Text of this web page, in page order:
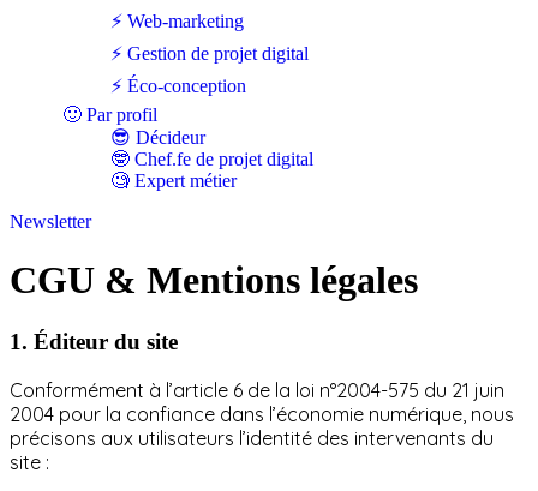
⚡ Web-marketing
⚡ Gestion de projet digital
⚡ Éco-conception
🙂 Par profil
😎 Décideur
🤓 Chef.fe de projet digital
🧐 Expert métier
Newsletter
CGU & Mentions légales
1. Éditeur du site
Conformément à l’article 6 de la loi n°2004-575 du 21 juin
2004 pour la confiance dans l’économie numérique, nous
précisons aux utilisateurs l’identité des intervenants du
site :